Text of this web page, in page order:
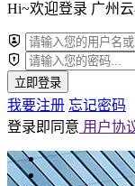
Hi~欢迎登录 广州
立即登录
我要注册 忘记密码
登录即同意 用户协